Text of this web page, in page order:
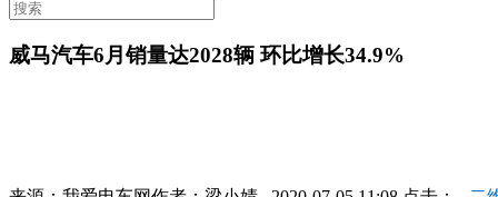
威马汽车6月销量达2028辆 环比增长34.9%